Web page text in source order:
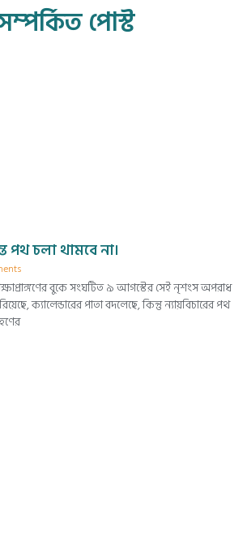
পোস্ট
পথ চলা থামবে না।
বুকে সংঘটিত ৯ আগস্টের সেই নৃশংস অপরাধ
ক্যালেন্ডারের পাতা বদলেছে, কিন্তু ন্যায়বিচারের পথ